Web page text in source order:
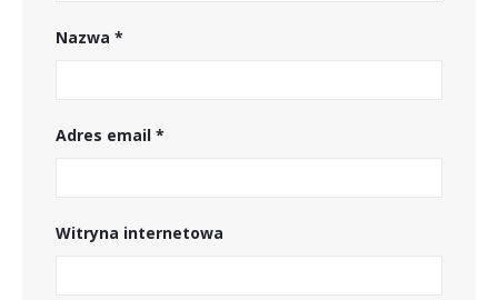
Nazwa *
Adres email *
Witryna internetowa